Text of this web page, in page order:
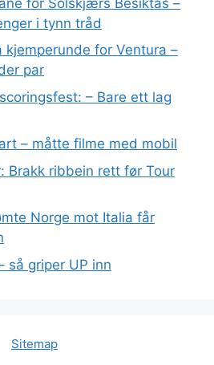
i tynn tråd
kjemperunde for Ventura –
par
– Bare ett lag
– måtte filme med mobil
Brakk ribbein rett før Tour
Norge mot Italia får
så griper UP inn
Sitemap